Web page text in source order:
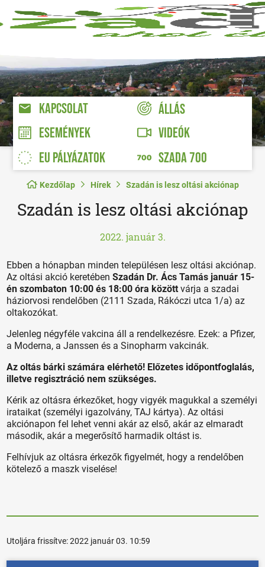
KAPCSOLAT
ÁLLÁS
ESEMÉNYEK
VIDEÓK
EU PÁLYÁZATOK
SZADA 700
Kezdőlap Hírek Szadán is lesz oltási akciónap
Szadán is lesz oltási akciónap
2022. január 3.
Ebben a hónapban minden településen lesz oltási akciónap.
Az oltási akció keretébenSzadán Dr. Ács Tamás január 15-
én szombaton 10:00 és 18:00 óra között várja a szadai
háziorvosi rendelőben (2111 Szada, Rákóczi utca 1/a) az
oltakozókat.
Jelenleg négyféle vakcina áll a rendelkezésre. Ezek: a Pfizer,
a Moderna, a Janssen és a Sinopharm vakcinák.
Az oltás bárki számára elérhető! Előzetes időpontfoglalás,
illetve regisztráció nem szükséges.
Kérik az oltásra érkezőket, hogy vigyék magukkal a személyi
irataikat (személyi igazolvány, TAJ kártya). Az oltási
akciónapon fel lehet venni akár az első, akár az elmaradt
második, akár a megerősítő harmadik oltást is.
Felhívjuk az oltásra érkezők figyelmét, hogy a rendelőben
kötelező a maszk viselése!
Utoljára frissítve:2022 január 03. 10:59